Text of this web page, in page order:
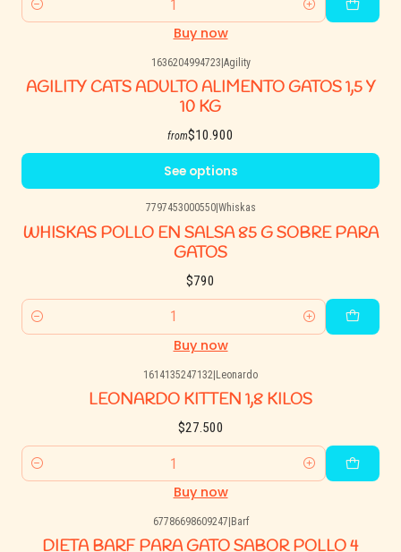
Quantity
Buy now
1636204994723 Agility
AGILITY CATS ADULTO ALIMENTO GATOS 1,5 Y
10 KG
from$10.900
See options
7797453000550| Whiskas
WHISKAS POLLO EN SALSA 85 G SOBRE PARA
GATOS
$790
Quantity
Buy now
1614135247132|Leonardo
LEONARDO KITTEN 1,8 KILOS
$27.500
Quantity
Buy now
67786698609247 Barf
DIETA BARF PARA GATO SABOR POLLO 4